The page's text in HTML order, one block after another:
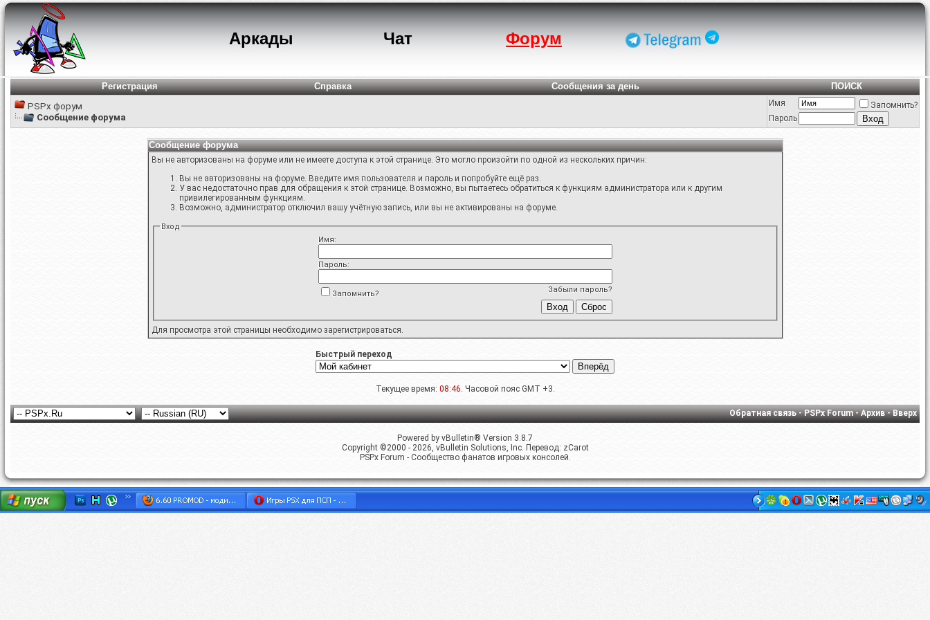
Аркады Чат Форум
Регистрация Справка Сообщения за день
ПОИСК
PSPx форум
Сообщение форума
Имя
Запомнить?
Пароль
Сообщение форума
Вы не авторизованы на форуме или не имеете доступа к этой странице. Это могло произойти по одной из нескольких причин:
Вы не авторизованы на форуме. Введите имя пользователя и пароль и попробуйте ещё раз.
У вас недостаточно прав для обращения к этой странице. Возможно, вы пытаетесь обратиться к функциям администратора или к другим
привилегированным функциям.
Возможно, администратор отключил вашу учётную запись, или вы не активированы на форуме.
Вход
Имя:
Пароль:
Забыли пароль?
Запомнить?
Для просмотра этой страницы необходимо зарегистрироваться.
Быстрый переход
Текущее время: 08:46. Часовой пояс GMT +3.
Обратная связь-PSPx Forum-Архив-Вверх
Powered by vBulletin® Version 3.8.7
Copyright ©2000 - 2026, vBulletin Solutions, Inc. Перевод: zCarot
PSPx Forum - Сообщество фанатов игровых консолей.